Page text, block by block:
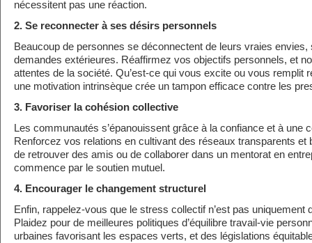
nécessitent pas une réaction.
2. Se reconnecter à ses désirs personnels
Beaucoup de personnes se déconnectent de leurs vraies
demandes extérieures. Réaffirmez vos objectifs personnels, et
attentes de la société. Qu’est-ce qui vous excite ou vous remplit
une motivation intrinsèque crée un tampon efficace contre les
3. Favoriser la cohésion collective
Les communautés s’épanouissent grâce à la confiance et à une
Renforcez vos relations en cultivant des réseaux transparents et
de retrouver des amis ou de collaborer dans un mentorat en
commence par le soutien mutuel.
4. Encourager le changement structurel
Enfin, rappelez-vous que le stress collectif n’est pas uniquement
Plaidez pour de meilleures politiques d’équilibre travail-vie
urbaines favorisant les espaces verts, et des législations